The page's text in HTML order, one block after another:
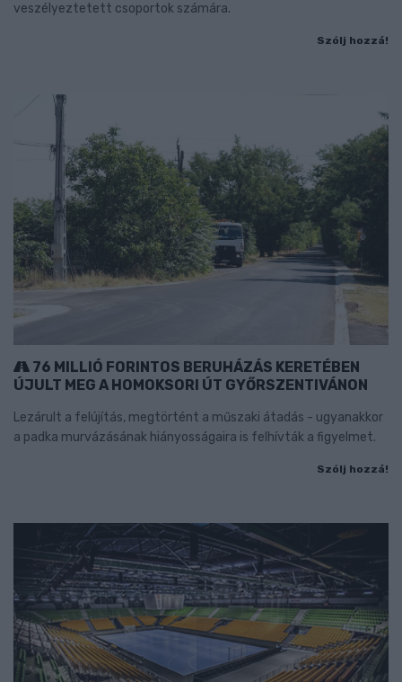
veszélyeztetett csoportok számára.
Szólj hozzá!
76 MILLIÓ FORINTOS BERUHÁZÁS KERETÉBEN
ÚJULT MEG A HOMOKSORI ÚT GYŐRSZENTIVÁNON
Lezárult a felújítás, megtörtént a műszaki átadás - ugyanakkor
a padka murvázásának hiányosságaira is felhívták a figyelmet.
Szólj hozzá!